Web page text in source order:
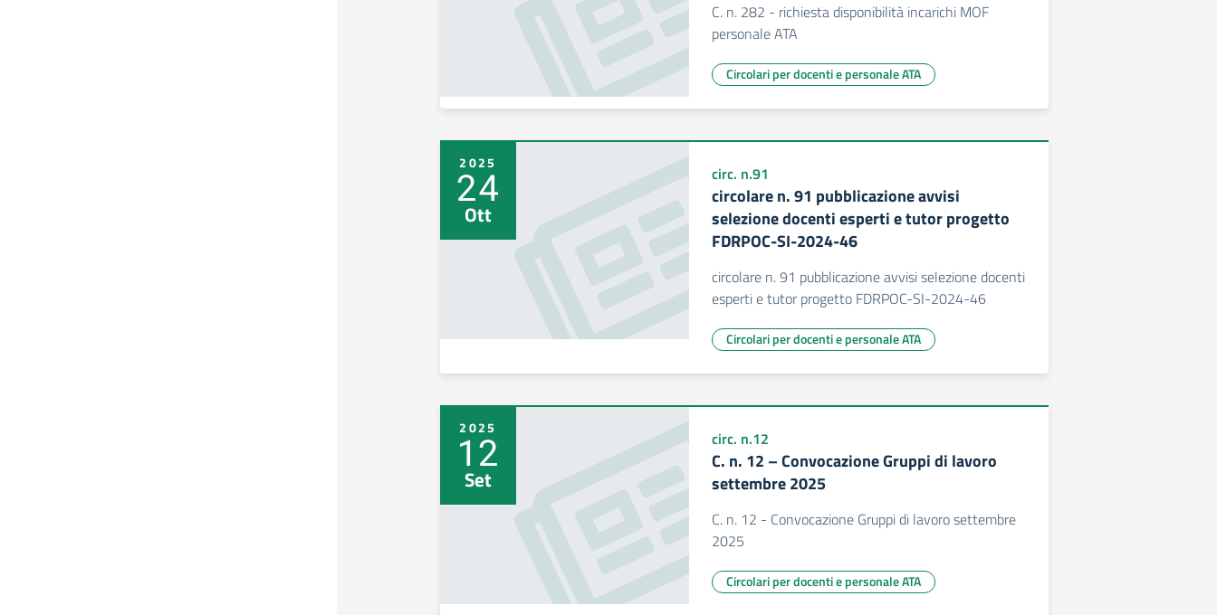
C. n. 282 - richiesta disponibilità incarichi MOF
personale ATA
Circolari per docenti e personale ATA
2025
24
Ott
circ. n.91
circolare n. 91 pubblicazione avvisi
selezione docenti esperti e tutor progetto
FDRPOC-SI-2024-46
circolare n. 91 pubblicazione avvisi selezione docenti
esperti e tutor progetto FDRPOC-SI-2024-46
Circolari per docenti e personale ATA
2025
12
Set
circ. n.12
C. n. 12 – Convocazione Gruppi di lavoro
settembre 2025
C. n. 12 - Convocazione Gruppi di lavoro settembre
2025
Circolari per docenti e personale ATA